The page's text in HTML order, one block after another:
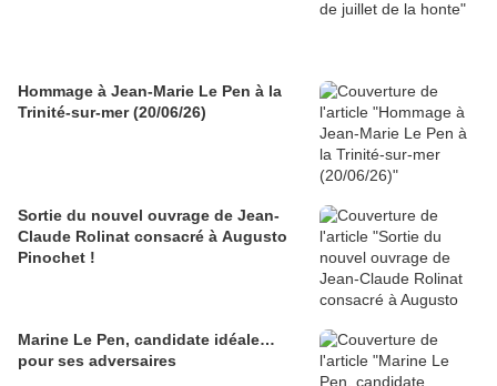
Hommage à Jean-Marie Le Pen à la
Trinité-sur-mer (20/06/26)
Sortie du nouvel ouvrage de Jean-
Claude Rolinat consacré à Augusto
Pinochet !
Marine Le Pen, candidate idéale…
pour ses adversaires